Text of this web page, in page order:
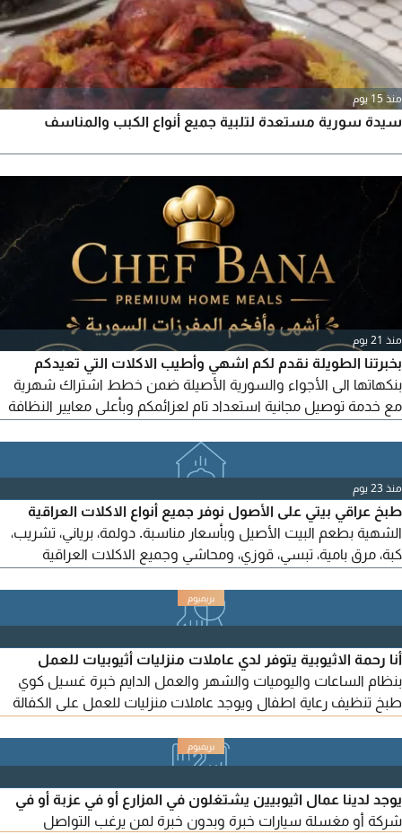
منذ 15 يوم
سيدة سورية مستعدة لتلبية جميع أنواع الكبب والمناسف
منذ 21 يوم
بخبرتنا الطويلة نقدم لكم اشهي وأطيب الاكلات التي تعيدكم
بنكهاتها الى الأجواء والسورية الأصيلة ضمن خطط اشتراك شهرية
مع خدمة توصيل مجانية استعداد تام لعزائمكم وبأعلى معايير النظافة
والشيش برك واليلنجي والبرك وبرك الجبنة المورقة بالاضافة الى
باقات الطعام الصحي للرياضيين (تضخيم تنشيف تنحيف) للاستفسار
والطلب الاتصال على الرقم
منذ 23 يوم
طبخ عراقي بيتي على الأصول نوفر جميع أنواع الاكلات العراقية
الشهية بطعم البيت الأصيل وبأسعار مناسبة. دولمة، برياني، تشريب،
كبة، مرق بامية، تبسي، قوزي، ومحاشي وجميع الاكلات العراقية
الطلبات الخاصة والعزائم والمناسبات. أكل طازج ونظيف ومحضر
بعناية وبمكونات عالية الجودة. للطلب والاستفسار يرجى التواصل على
أنا رحمة الاثيوبية يتوفر لدي عاملات منزليات أثيوبيات للعمل
بنظام الساعات واليوميات والشهر والعمل الدايم خبرة غسيل كوي
طبخ تنظيف رعاية اطفال ويوجد عاملات منزليات للعمل على الكفالة
يوجد لدينا عمال اثيوبيين يشتغلون في المزارع أو في عزبة أو في
شركة أو مغسلة سيارات خبرة وبدون خبرة لمن يرغب التواصل